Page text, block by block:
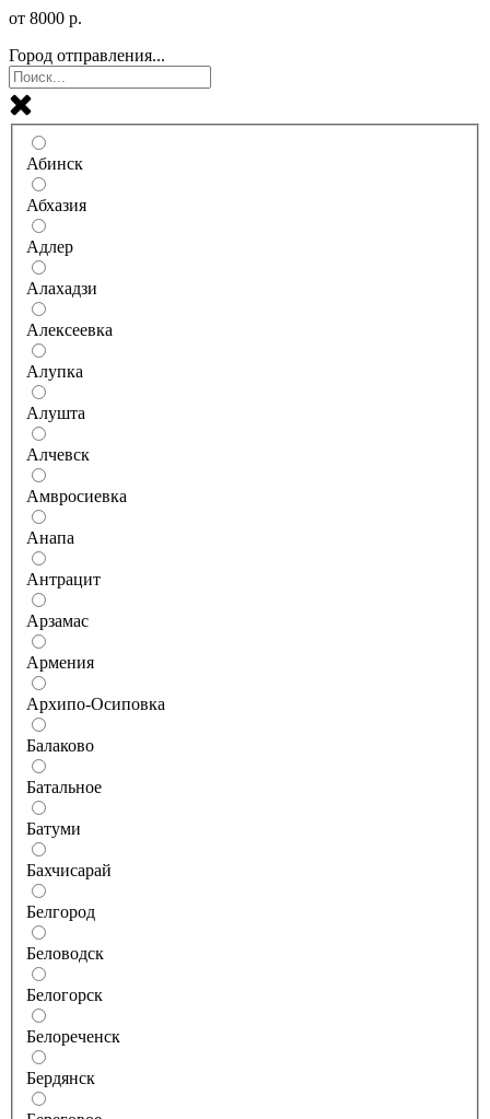
от 8000 р.
Город отправления...
Абинск
Абхазия
Адлер
Алахадзи
Алексеевка
Алупка
Алушта
Алчевск
Амвросиевка
Анапа
Антрацит
Арзамас
Армения
Архипо-Осиповка
Балаково
Батальное
Батуми
Бахчисарай
Белгород
Беловодск
Белогорск
Белореченск
Бердянск